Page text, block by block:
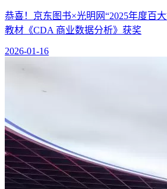
恭喜！京东图书×光明网“2025年度百
教材《CDA 商业数据分析》获奖
2026-01-16